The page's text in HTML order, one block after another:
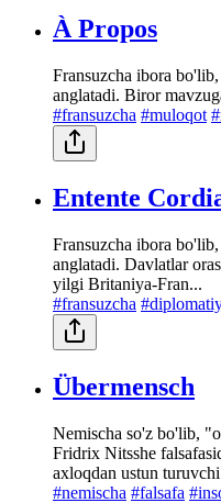
À Propos
Fransuzcha ibora
anglatadi. Biror
#fransuzcha #muloqot
Entente
Fransuzcha ibora
anglatadi. Davlatlar
yilgi Britaniya-Fran...
#fransuzcha
Übermensch
Nemischa so'z bo'lib,
Fridrix Nitsshe
axloqdan ustun
#nemischa #falsafa